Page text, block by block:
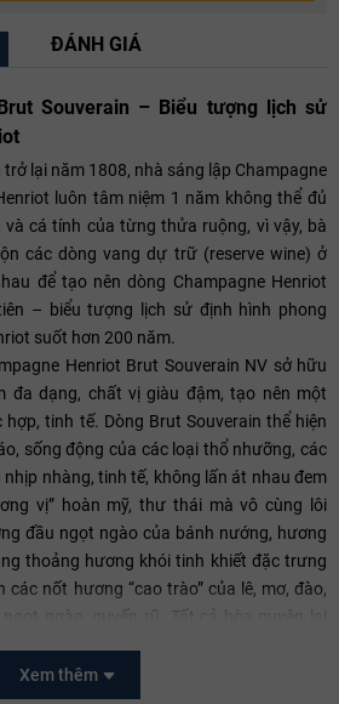
ĐÁNH GIÁ
Souverain – Biểu tượng lịch sử
lại năm 1808, nhà sáng lập Champagne
luôn tâm niệm 1 năm không thể đủ
và cá tính của từng thửa ruộng, vì vậy, bà
các dòng vang dự trữ (reserve wine) ở
để tạo nên dòng Champagne Henriot
– biểu tượng lịch sử định hình phong
suốt hơn 200 năm.
Henriot Brut Souverain NV sở hữu
đa dạng, chất vị giàu đậm, tạo nên một
tinh tế. Dòng Brut Souverain thể hiện
sống động của các loại thổ nhưỡng, các
nhàng, tinh tế, không lấn át nhau đem
vị” hoàn mỹ, thư thái mà vô cùng lôi
đầu ngọt ngào của bánh nướng, hương
thoảng hương khói tinh khiết đặc trưng
các nốt hương “cao trào” của lê, mơ, đào,
ngào, quyến rũ. Tất cả hòa quyện lại
đầy, cá tính len lỏi đánh thức từng giác
tròn trịa, tươi sáng, kéo dài đến bất tận.
Xem thêm